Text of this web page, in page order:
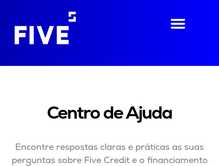
Centro de Ajuda
Encontre respostas claras e práticas as suas
perguntas sobre Five Credit e o financiamento